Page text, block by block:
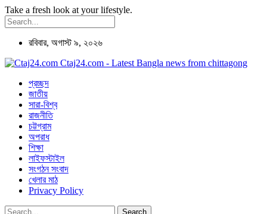
Take a fresh look at your lifestyle.
রবিবার, অগাস্ট ৯, ২০২৬
Ctaj24.com - Latest Bangla news from chittagong
প্রচ্ছদ
জাতীয়
সারা-বিশ্ব
রাজনীতি
চট্টগ্রাম
অপরাধ
শিক্ষা
লাইফস্টাইল
সংগঠন সংবাদ
খেলার মাঠ
Privacy Policy